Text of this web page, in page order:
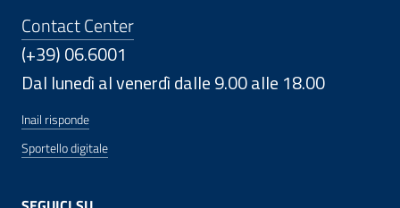
Contact Center
(+39) 06.6001
Dal lunedì al venerdì dalle 9.00 alle 18.00
Inail risponde
Sportello digitale